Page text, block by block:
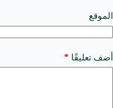
الموقع
أضف تعليقًا *
e
: